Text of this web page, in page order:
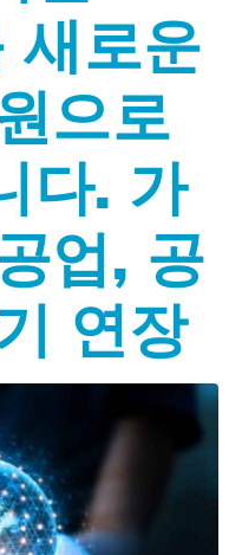
로운
으로
다. 가
업, 공
연장